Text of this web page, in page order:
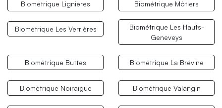
Biométrique Lignières Biométrique Môtiers
Biométrique Les Verrières
Biométrique Les Hauts-
Geneveys
Biométrique Buttes Biométrique La Brévine
Biométrique Noiraigue Biométrique Valangin